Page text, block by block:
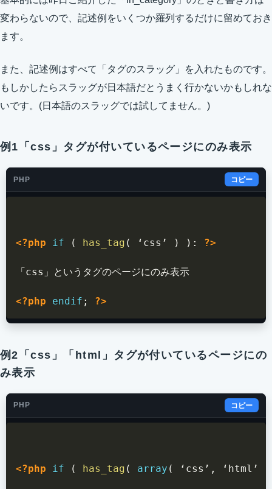
変わらないので、記述例をいくつか羅列するだけに留めておき
ます。
また、記述例はすべて「タグのスラッグ」を入れたものです。
もしかしたらスラッグが日本語だとうまく行かないかもしれな
いです。(日本語のスラッグでは試してません。)
例1「css」タグが付いているページにのみ表示
PHP コピー
<?php if ( has_tag ( ‘css’ ) ) : ?>
「css」というタグのページにのみ表示
<?php endif ; ?>
例2「css」「html」タグが付いているページにの
み表示
PHP コピー
<?php if ( has_tag ( array ( ‘css’ , ‘html’